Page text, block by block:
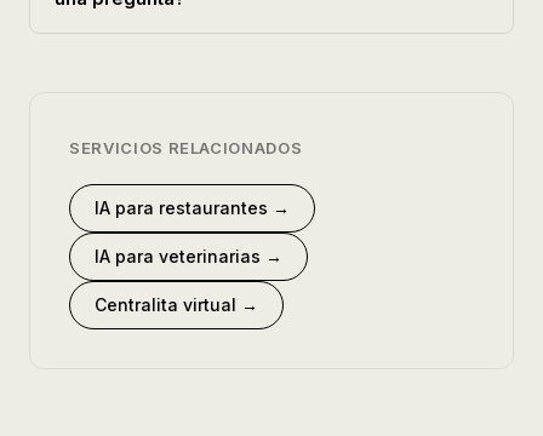
SERVICIOS RELACIONADOS
IA para restaurantes →
IA para veterinarias →
Centralita virtual →